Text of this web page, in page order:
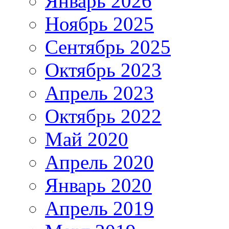
Ноябрь 2025
Сентябрь 2025
Октябрь 2023
Апрель 2023
Октябрь 2022
Май 2020
Апрель 2020
Январь 2020
Апрель 2019